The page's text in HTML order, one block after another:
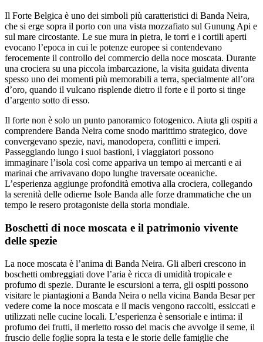
Il Forte Belgica è uno dei simboli più caratteristici di Banda Neira,
che si erge sopra il porto con una vista mozzafiato sul Gunung Api e
sul mare circostante. Le sue mura in pietra, le torri e i cortili aperti
evocano l’epoca in cui le potenze europee si contendevano
ferocemente il controllo del commercio della noce moscata. Durante
una crociera su una piccola imbarcazione, la visita guidata diventa
spesso uno dei momenti più memorabili a terra, specialmente all’ora
d’oro, quando il vulcano risplende dietro il forte e il porto si tinge
d’argento sotto di esso.
Il forte non è solo un punto panoramico fotogenico. Aiuta gli ospiti a
comprendere Banda Neira come snodo marittimo strategico, dove
convergevano spezie, navi, manodopera, conflitti e imperi.
Passeggiando lungo i suoi bastioni, i viaggiatori possono
immaginare l’isola così come appariva un tempo ai mercanti e ai
marinai che arrivavano dopo lunghe traversate oceaniche.
L’esperienza aggiunge profondità emotiva alla crociera, collegando
la serenità delle odierne Isole Banda alle forze drammatiche che un
tempo le resero protagoniste della storia mondiale.
Boschetti di noce moscata e il patrimonio vivente
delle spezie
La noce moscata è l’anima di Banda Neira. Gli alberi crescono in
boschetti ombreggiati dove l’aria è ricca di umidità tropicale e
profumo di spezie. Durante le escursioni a terra, gli ospiti possono
visitare le piantagioni a Banda Neira o nella vicina Banda Besar per
vedere come la noce moscata e il macis vengono raccolti, essiccati e
utilizzati nelle cucine locali. L’esperienza è sensoriale e intima: il
profumo dei frutti, il merletto rosso del macis che avvolge il seme, il
fruscio delle foglie sopra la testa e le storie delle famiglie che